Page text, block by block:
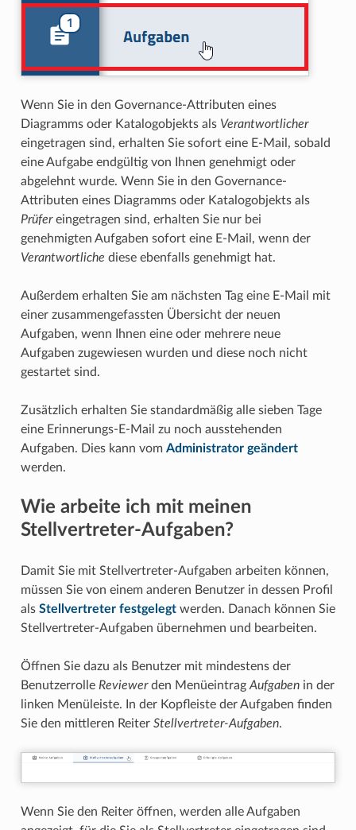
Wenn Sie in den Governance-Attributen eines
Diagramms oder Katalogobjekts als Verantwortlicher
eingetragen sind, erhalten Sie sofort eine E-Mail, sobald
eine Aufgabe endgültig von Ihnen genehmigt oder
abgelehnt wurde. Wenn Sie in den Governance-
Attributen eines Diagramms oder Katalogobjekts als
Prüfereingetragen sind, erhalten Sie nur bei
genehmigten Aufgaben sofort eine E-Mail, wenn der
Verantwortliche diese ebenfalls genehmigt hat.
Außerdem erhalten Sie am nächsten Tag eine E-Mail mit
einer zusammengefassten Übersicht der neuen
Aufgaben, wenn Ihnen eine oder mehrere neue
Aufgaben zugewiesen wurden und diese noch nicht
gestartet sind.
Zusätzlich erhalten Sie standardmäßig alle sieben Tage
eine Erinnerungs-E-Mail zu noch ausstehenden
Aufgaben. Dies kann vom Administrator geändert
werden.
Wie arbeite ich mit meinen
Stellvertreter-Aufgaben?
Damit Sie mit Stellvertreter-Aufgaben arbeiten können,
müssen Sie von einem anderen Benutzer in dessen Profil
als Stellvertreter festgelegtwerden. Danach können Sie
Stellvertreter-Aufgaben übernehmen und bearbeiten.
Öffnen Sie dazu als Benutzer mit mindestens der
Benutzerrolle Reviewerden Menüeintrag Aufgabenin der
linken Menüleiste. In der Kopfleiste der Aufgaben finden
Sie den mittleren Reiter Stellvertreter-Aufgaben.
Wenn Sie den Reiter öffnen, werden alle Aufgaben